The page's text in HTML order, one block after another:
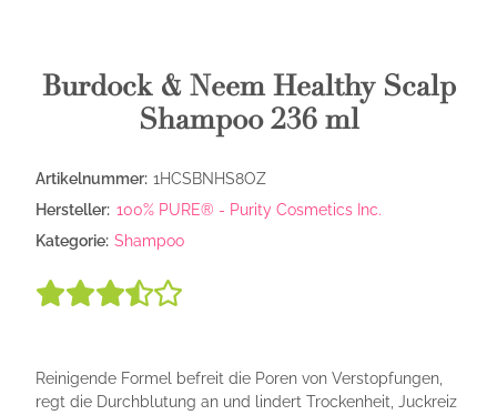
Burdock & Neem Healthy Scalp
Shampoo 236 ml
Artikelnummer: 1HCSBNHS8OZ
Hersteller: 100% PURE® - Purity Cosmetics Inc.
Kategorie: Shampoo
Reinigende Formel befreit die Poren von Verstopfungen,
regt die Durchblutung an und lindert Trockenheit, Juckreiz